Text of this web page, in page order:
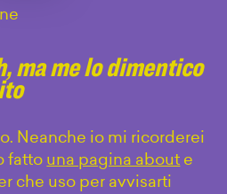
ma me lo dimentico
Neanche io mi ricorderei
fatto una pagina about e
che uso per avvisarti